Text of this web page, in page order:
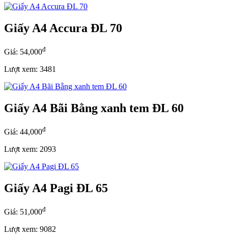
Giấy A4 Accura ĐL 70
Giá: 54,000đ
Lượt xem: 3481
Giấy A4 Bãi Bằng xanh tem ĐL 60
Giá: 44,000đ
Lượt xem: 2093
Giấy A4 Pagi ĐL 65
Giá: 51,000đ
Lượt xem: 9082